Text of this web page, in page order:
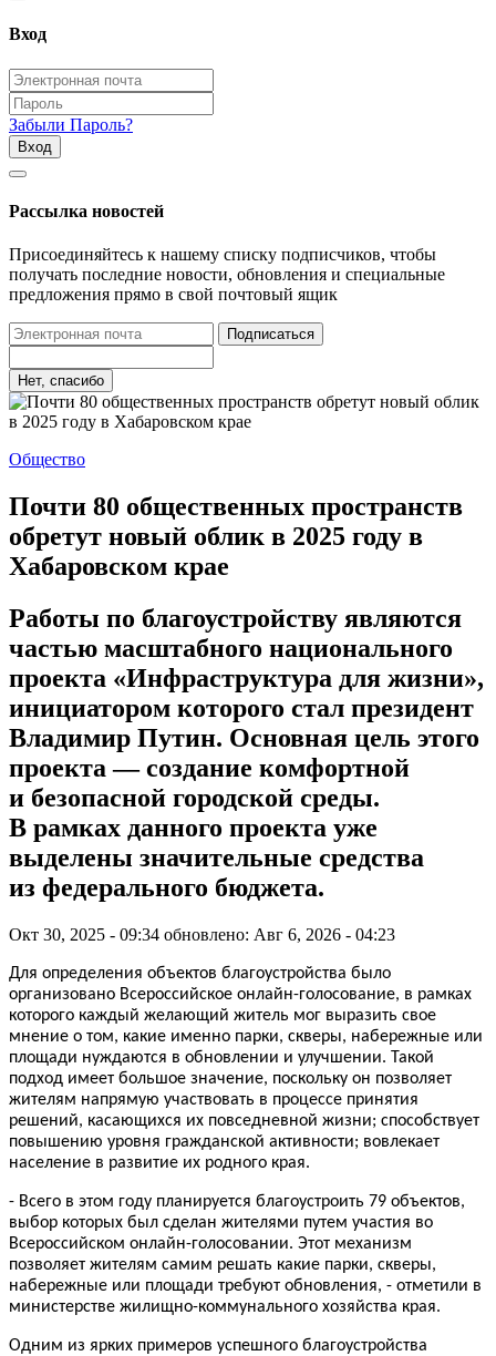
Вход
Забыли Пароль?
Вход
Рассылка новостей
Присоединяйтесь к нашему списку подписчиков, чтобы
получать последние новости, обновления и специальные
предложения прямо в свой почтовый ящик
Подписаться
Нет, спасибо
Общество
Почти 80 общественных пространств
обретут новый облик в 2025 году в
Хабаровском крае
Работы по благоустройству являются
частью масштабного национального
проекта «Инфраструктура для жизни»,
инициатором которого стал президент
Владимир Путин. Основная цель этого
проекта — создание комфортной
и безопасной городской среды.
В рамках данного проекта уже
выделены значительные средства
из федерального бюджета.
Окт 30, 2025 - 09:34 обновлено: Авг 6, 2026 - 04:23
Для определения объектов благоустройства было
организовано Всероссийское онлайн-голосование, в рамках
которого каждый желающий житель мог выразить свое
мнение о том, какие именно парки, скверы, набережные или
площади нуждаются в обновлении и улучшении. Такой
подход имеет большое значение, поскольку он позволяет
жителям напрямую участвовать в процессе принятия
решений, касающихся их повседневной жизни; способствует
повышению уровня гражданской активности; вовлекает
население в развитие их родного края.
- Всего в этом году планируется благоустроить 79 объектов,
выбор которых был сделан жителями путем участия во
Всероссийском онлайн-голосовании. Этот механизм
позволяет жителям самим решать какие парки, скверы,
набережные или площади требуют обновления, - отметили в
министерстве жилищно-коммунального хозяйства края.
Одним из ярких примеров успешного благоустройства